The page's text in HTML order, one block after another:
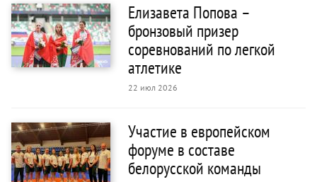
Елизавета Попова –
бронзовый призер
соревнований по легкой
атлетике
22 июл 2026
Участие в европейском
форуме в составе
белорусской команды